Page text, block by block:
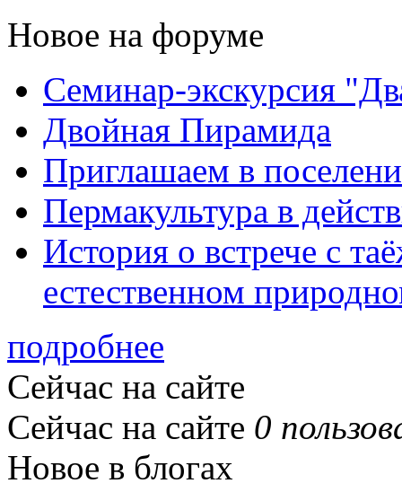
Новое на форуме
Семинар-экскурсия
Двойная Пирамида
Приглашаем в
Пермакультура в
История о встрече с
естественном
подробнее
Сейчас на сайте
Сейчас на сайте 0
Новое в блогах